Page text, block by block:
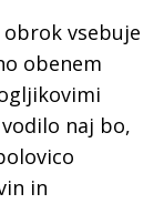
vsebuje
obenem
naj bo,
in